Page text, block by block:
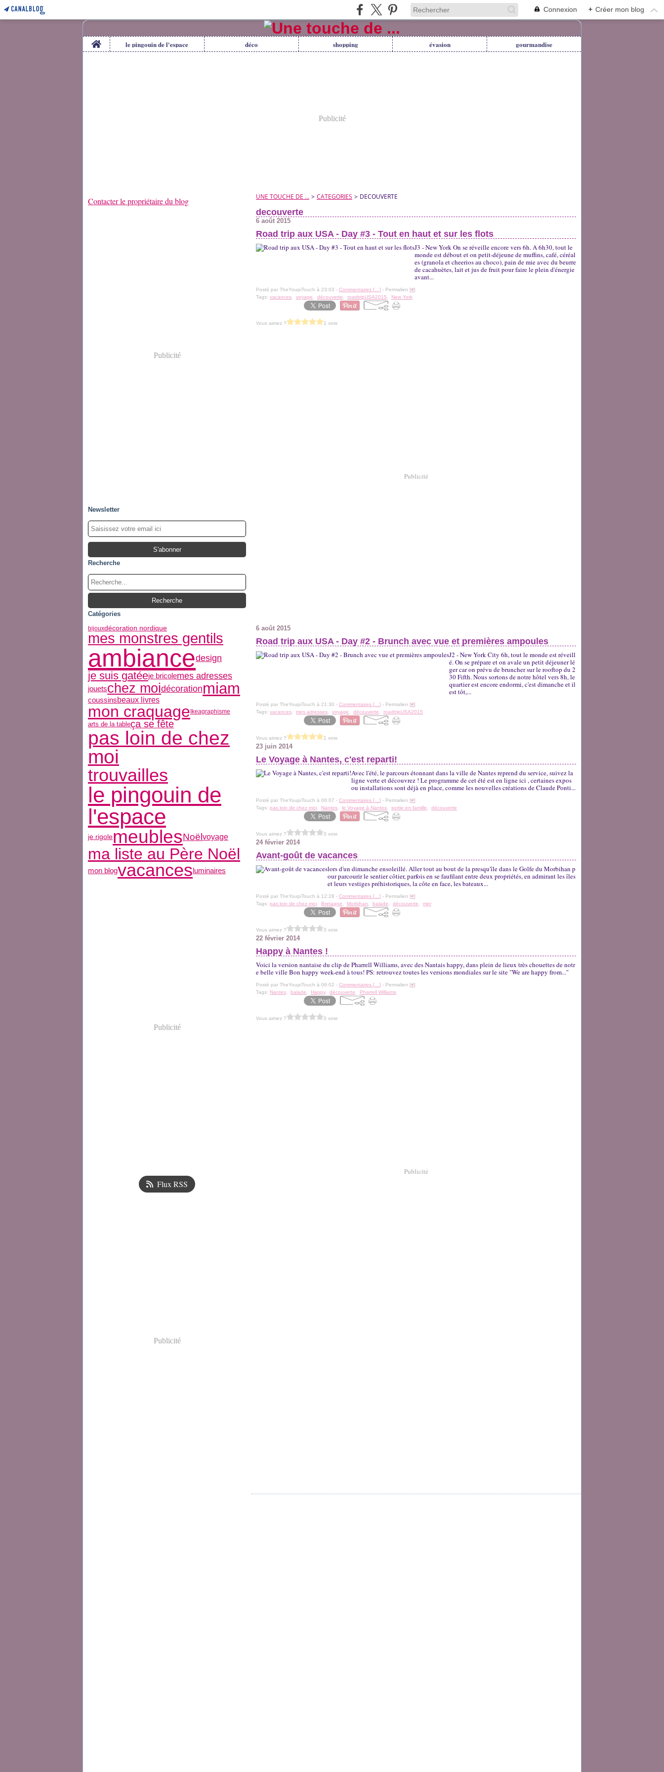
Connexion + Créer mon blog
Home le pingouin de l'espace déco shopping évasion gourmandise
Publicité
Contacter le propriétaire du blog
Publicité
Newsletter
Recherche
Catégories
bijouxdécoration nordique
mes monstres gentils
ambiancedesign
je suis gatéeje bricolemes adresses
jouetschez moidécorationmiam
coussinsbeaux livres
mon craquage Ikeagraphisme
arts de la tableça se fête
pas loin de chez
moi
trouvailles
le pingouin de
l'espace
je rigolemeublesNoël voyage
ma liste au Père Noël
mon blogvacancesluminaires
Publicité
Flux RSS
Publicité
UNE TOUCHE DE ... > CATEGORIES > DECOUVERTE
decouverte
6 août 2015
Road trip aux USA - Day #3 - Tout en haut et sur les flots
J3 - New York On se réveille encore vers 6h. A 6h30, tout le
monde est débout et on petit-déjeune de muffins, café, céréal
es (granola et cheerios au choco), pain de mie avec du beurre
de cacahuètes, lait et jus de fruit pour faire le plein d'énergie
avant...
Posté par TheYoupiTouch à 23:03 - Commentaires [ ] - Permalien [#]
Tags: vacances voyage découverte roadtripUSA2015 New York
Vous aimez ? 1 vote
Publicité
6 août 2015
Road trip aux USA - Day #2 - Brunch avec vue et premières ampoules
J2 - New York City 6h, tout le monde est réveill
é. On se prépare et on avale un petit déjeuner lé
ger car on prévu de bruncher sur le rooftop du 2
30 Fifth. Nous sortons de notre hôtel vers 8h, le
quartier est encore endormi, c'est dimanche et il
est tôt,...
Posté par TheYoupiTouch à 21:30 - Commentaires [ ] - Permalien [#]
Tags: vacances mes adresses voyage découverte roadtripUSA2015
Vous aimez ? 1 vote
23 juin 2014
Le Voyage à Nantes, c'est reparti!
Avec l'été, le parcours étonnant dans la ville de Nantes reprend du service, suivez la
ligne verte et découvrez ! Le programme de cet été est en ligne ici , certaines expos
ou installations sont déjà en place, comme les nouvelles créations de Claude Ponti...
Posté par TheYoupiTouch à 06:07 - Commentaires [ ] - Permalien [#]
Tags: pas loin de chez moi Nantes le Voyage à Nantes sortie en famille découverte
Vous aimez ? 0 vote
24 février 2014
Avant-goût de vacances
lors d'un dimanche ensoleillé. Aller tout au bout de la presqu'île dans le Golfe du Morbihan p
our parcourir le sentier côtier, parfois en se faufilant entre deux propriétés, en admirant les îles
et leurs vestiges préhistoriques, la côte en face, les bateaux...
Posté par TheYoupiTouch à 12:28 - Commentaires [ ] - Permalien [#]
Tags: pas loin de chez moi Bretagne Morbihan balade découverte mer
Vous aimez ? 0 vote
22 février 2014
Happy à Nantes !
Voici la version nantaise du clip de Pharrell Williams, avec des Nantais happy, dans plein de lieux très chouettes de notr
e belle ville Bon happy week-end à tous! PS: retrouvez toutes les versions mondiales sur le site "We are happy from..."
Posté par TheYoupiTouch à 06:02 - Commentaires [ ] - Permalien [#]
Tags: Nantes balade Happy, découverte Pharrell Williams
Vous aimez ? 0 vote
Publicité